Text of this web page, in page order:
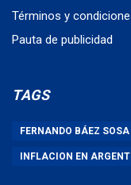
Términos y
Pauta de publicidad
TAGS
FERNANDO BÁEZ SOSA
INFLACION EN